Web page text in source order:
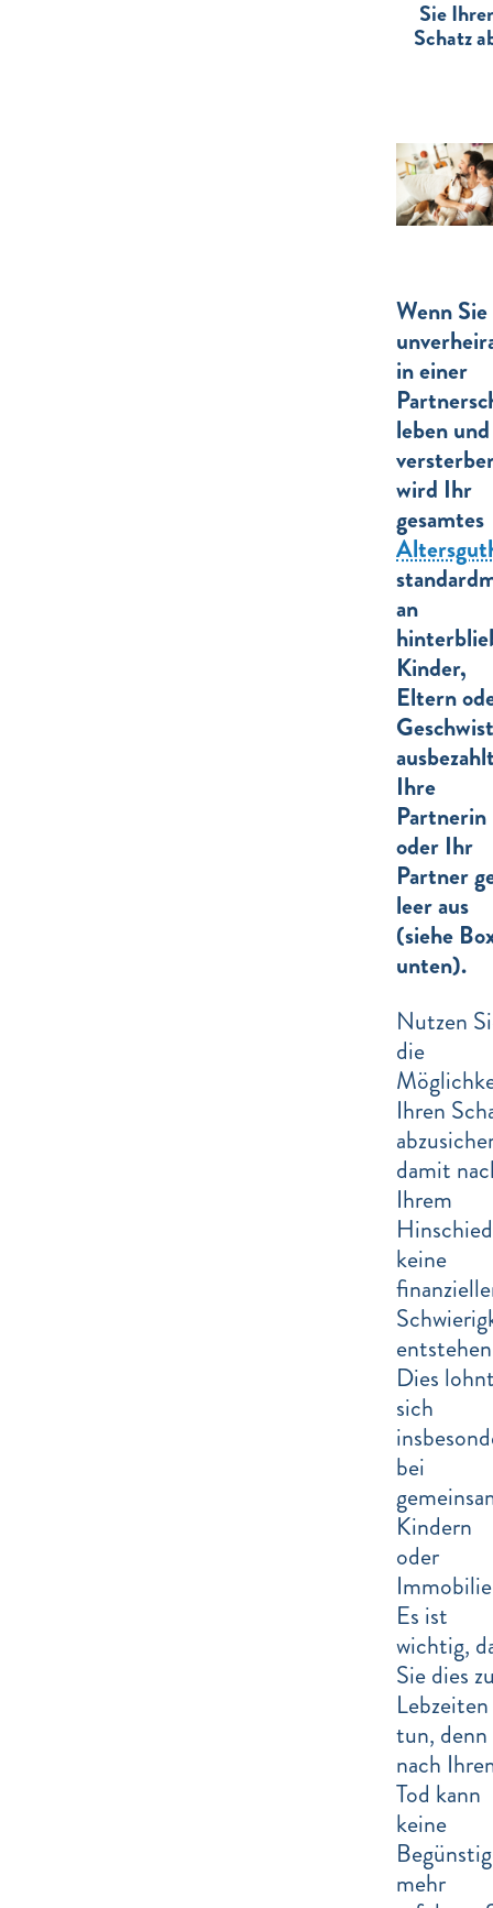
Sie
Schatz
Wenn Sie
in einer
leben und
wird Ihr
gesamtes
an
Kinder,
Eltern
Ihre
Partnerin
oder Ihr
Partner
leer aus
(siehe
unten).
Nutzen
die
Ihren
damit
Ihrem
Hinschied
keine
Dies
sich
bei
Kindern
oder
Es ist
wichtig,
Sie dies
Lebzeiten
tun, denn
nach
Tod kann
keine
mehr